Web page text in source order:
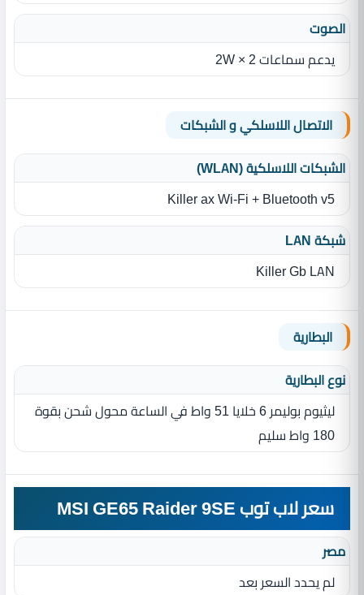
الصوت
يدعم سماعات 2 × 2W
الاتصال اللاسلكي و الشبكات
الشبكات اللاسلكية (WLAN)
Killer ax Wi-Fi + Bluetooth v5
شبكة LAN
Killer Gb LAN
البطارية
نوع البطارية‏
ليثيوم بوليمر 6 خلايا 51 واط في الساعة محول شحن بقوة
180 واط سليم
سعر لاب توب MSI GE65 Raider 9SE
مصر
لم يحدد السعر بعد